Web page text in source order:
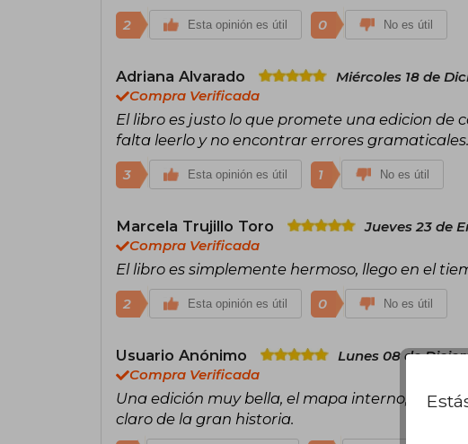
2 Esta opinión es útil 0 No es útil
Adriana Alvarado
Miércoles 18 de
Compra Verificada
El libro es justo lo que promete una edicion de
falta leerlo y no encontrar errores
3 Esta opinión es útil 1 No es útil
Marcela Trujillo Toro
Jueves 23 de
Compra Verificada
El libro es simplemente hermoso, llego en el
2 Esta opinión es útil 0 No es útil
Usuario Anónimo
Lunes 08 de
Compra Verificada
Una edición muy bella, el mapa interno, los
claro de la gran historia.